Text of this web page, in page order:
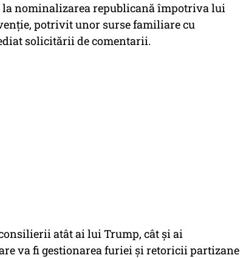
la nominalizarea republicană împotriva lui
potrivit unor surse familiare cu
solicitării de comentarii.
atât ai lui Trump, cât și ai
va fi gestionarea furiei și retoricii partizane